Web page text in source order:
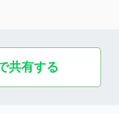
共有する